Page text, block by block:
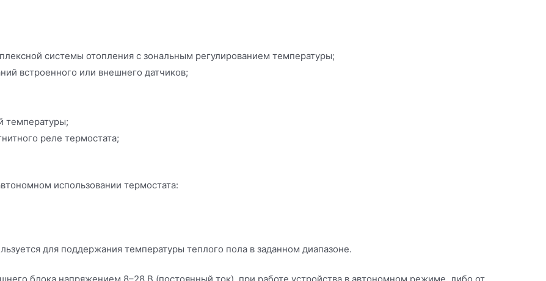
системы отопления с зональным регулированием температуры;
встроенного или внешнего датчиков;
температуры;
реле термостата;
использовании термостата:
для поддержания температуры теплого пола в заданном диапазоне.